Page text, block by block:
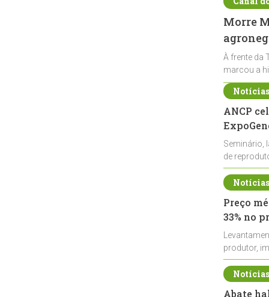
Morre
À frente da
marcou a
ANCP
Seminário,
de
durante a
Preço
33% no
produtor,
de leite cru
Abate